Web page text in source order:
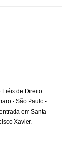
Fiéis de Direito
- São Paulo -
em Santa
Xavier.